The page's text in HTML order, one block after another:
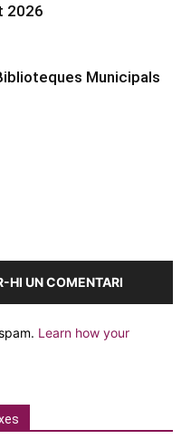
2026
Municipals
HI UN COMENTARI
Learn how your